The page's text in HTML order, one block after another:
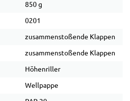
850 g
0201
zusammenstoßende Klappen
zusammenstoßende Klappen
Höhenriller
Wellpappe